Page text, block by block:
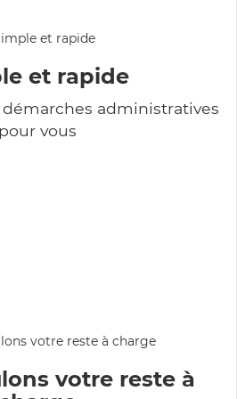
et rapide
administratives
pour vous
votre reste à